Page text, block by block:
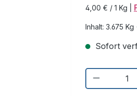
4,00 € / 1 Kg
Inhalt: 3.675 Kg
Sofort